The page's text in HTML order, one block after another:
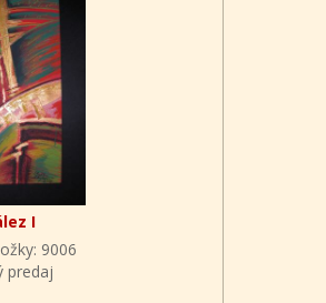
I
9006
predaj